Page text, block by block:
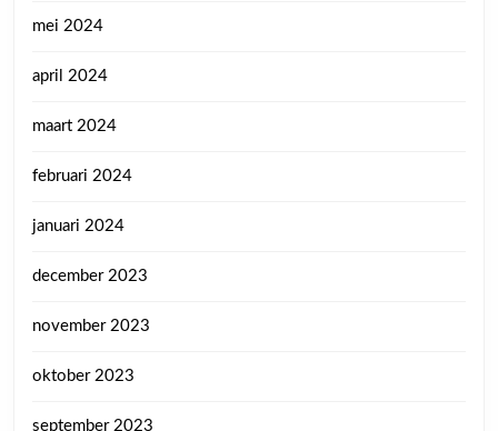
mei 2024
april 2024
maart 2024
februari 2024
januari 2024
december 2023
november 2023
oktober 2023
september 2023